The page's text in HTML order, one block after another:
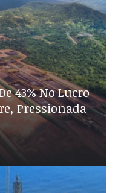
43% No Lucro
Pressionada